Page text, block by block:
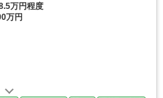
万円程度
万円